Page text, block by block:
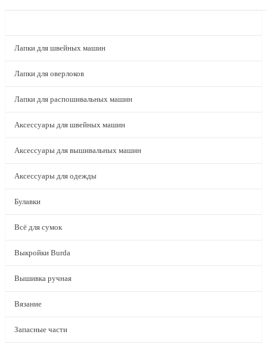
Лапки для швейных машин
Лапки для оверлоков
Лапки для распошивальных машин
Аксессуары для швейных машин
Аксессуары для вышивальных машин
Аксессуары для одежды
Булавки
Всё для сумок
Выкройки Burda
Вышивка ручная
Вязание
Запасные части